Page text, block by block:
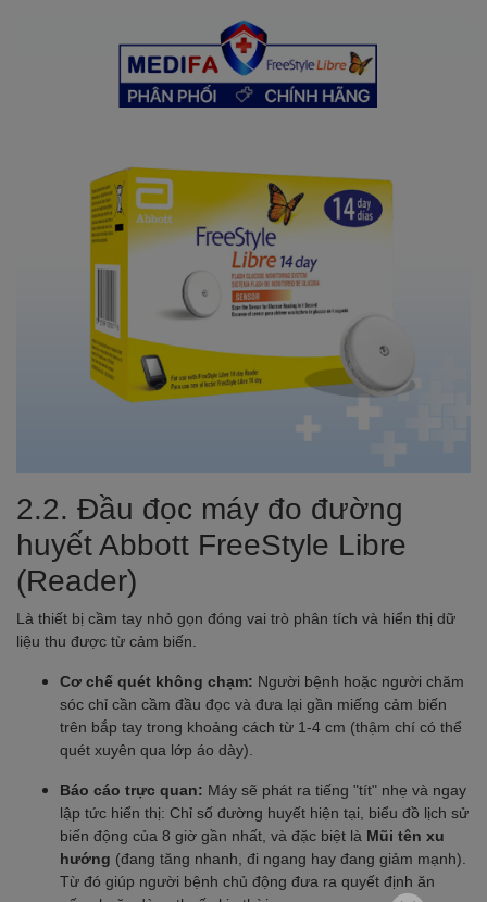
2.2. Đầu đọc máy đo đường
huyết Abbott FreeStyle Libre
(Reader)
Là thiết bị cầm tay nhỏ gọn đóng vai trò phân tích và hiển thị dữ
liệu thu được từ cảm biến.
Cơ chế quét không chạm: Người bệnh hoặc người chăm
sóc chỉ cần cầm đầu đọc và đưa lại gần miếng cảm biến
trên bắp tay trong khoảng cách từ 1-4 cm (thậm chí có thể
quét xuyên qua lớp áo dày).
Báo cáo trực quan: Máy sẽ phát ra tiếng "tít" nhẹ và ngay
lập tức hiển thị: Chỉ số đường huyết hiện tại, biểu đồ lịch sử
biến động của 8 giờ gần nhất, và đặc biệt là Mũi tên xu
hướng (đang tăng nhanh, đi ngang hay đang giảm mạnh).
Từ đó giúp người bệnh chủ động đưa ra quyết định ăn